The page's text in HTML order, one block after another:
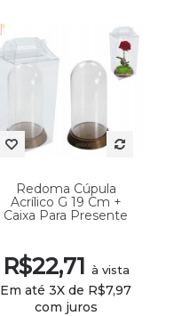
Redoma Cúpula
Acrílico G 19 Cm +
Caixa Para Presente
R$22,71 à vista
Em até 3X de R$7,97
com juros